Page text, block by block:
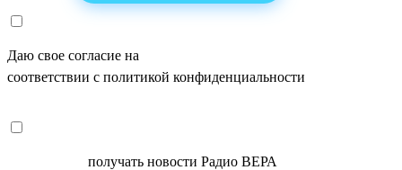
Даю свое согласие на
соответствии с политикой конфиденциальности
получать новости Радио ВЕРА